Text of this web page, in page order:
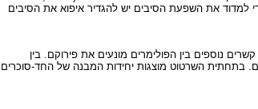
למדוד את השפעת הסיבים יש להגדיר איפוא את הסיבים
נוספים בין הפולימרים מונעים את פירוקם. בין
בתחתית השרטוט מוצגות יחידות המבנה של החד-סוכרים